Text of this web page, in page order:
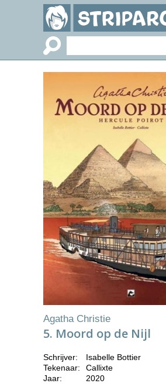
Agatha Christie
5. Moord op de Nijl
Schrijver:
Isabelle Bottier
Tekenaar:
Callixte
Jaar:
2020